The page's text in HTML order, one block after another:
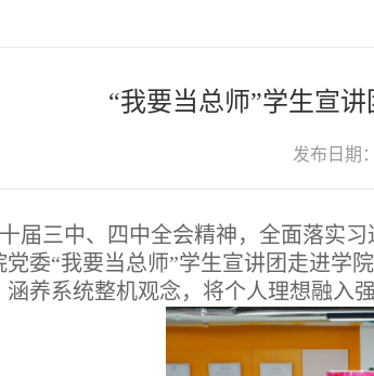
“我要当总师”学生宣
发布日期
届三中、四中全会精神，全面落实
党委“我要当总师”学生宣讲团走进
养系统整机观念，将个人理想融入